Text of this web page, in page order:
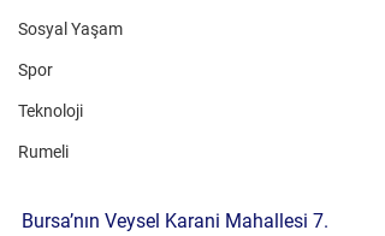
Sosyal Yaşam
Spor
Teknoloji
Rumeli
Bursa’nın Veysel Karani Mahallesi 7.